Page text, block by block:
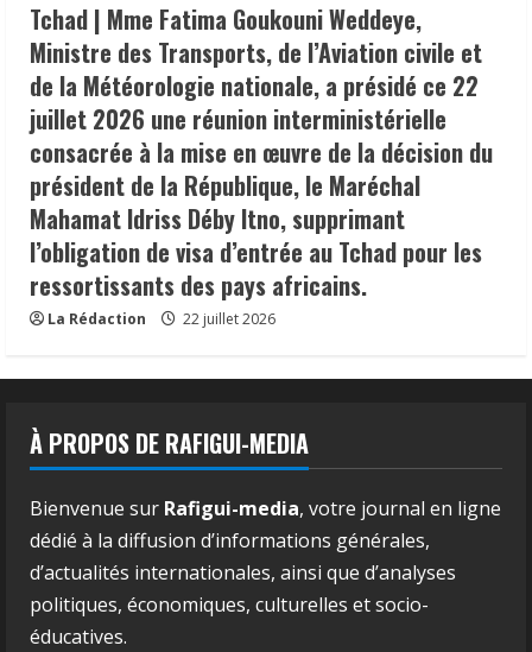
Tchad | Mme Fatima Goukouni Weddeye,
Ministre des Transports, de l’Aviation civile et
de la Météorologie nationale, a présidé ce 22
juillet 2026 une réunion interministérielle
consacrée à la mise en œuvre de la décision du
président de la République, le Maréchal
Mahamat Idriss Déby Itno, supprimant
l’obligation de visa d’entrée au Tchad pour les
ressortissants des pays africains.
La Rédaction 22 juillet 2026
À PROPOS DE RAFIGUI-MEDIA
Bienvenue sur Rafigui-media, votre journal en ligne
dédié à la diffusion d’informations générales,
d’actualités internationales, ainsi que d’analyses
politiques, économiques, culturelles et socio-
éducatives.